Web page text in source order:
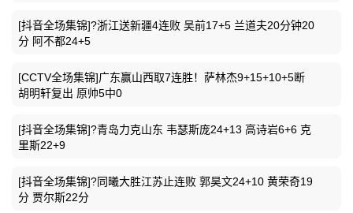
[抖音全场集锦]?浙江送新疆4连败 吴前17+5 兰道夫20分钟20
分 阿不都24+5
[CCTV全场集锦]广东赢山西取7连胜！萨林杰9+15+10+5断
胡明轩复出 原帅5中0
[抖音全场集锦]?青岛力克山东 韦瑟斯庞24+13 高诗岩6+6 克
里斯22+9
[抖音全场集锦]?同曦大胜江苏止连败 郭昊文24+10 黄荣奇19
分 贾尔斯22分